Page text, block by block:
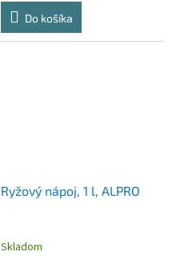
Do košíka
Ryžový nápoj, 1 l, ALPRO
Skladom